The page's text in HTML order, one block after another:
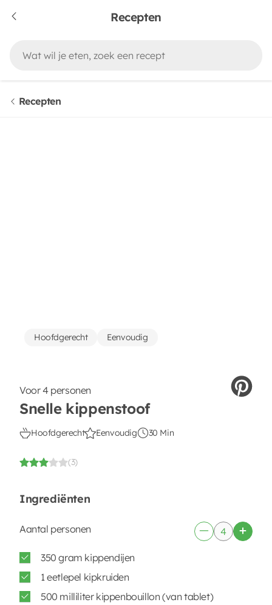
Recepten
Recepten
Voor 4 personen
Snelle kippenstoof
Hoofdgerecht Eenvoudig 30 Min
(3)
Hoofdgerecht Eenvoudig
Ingrediënten
Aantal personen
350 gram kippendijen
1 eetlepel kipkruiden
500 milliliter kippenbouillon (van tablet)